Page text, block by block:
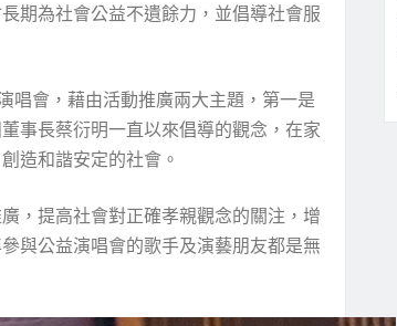
期為社會公益不遺餘力，並倡導社會服
唱會，藉由活動推廣兩大主題，第一是
事長蔡衍明一直以來倡導的觀念，在家
造和諧安定的社會。
，提高社會對正確孝親觀念的關注，增
與公益演唱會的歌手及演藝朋友都是無